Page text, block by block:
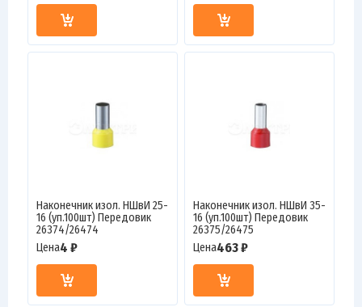
Наконечник изол. НШвИ 25-
16 (уп.100шт) Передовик
26374/26474
Цена4 ₽
Наконечник изол. НШвИ 35-
16 (уп.100шт) Передовик
26375/26475
Цена463 ₽